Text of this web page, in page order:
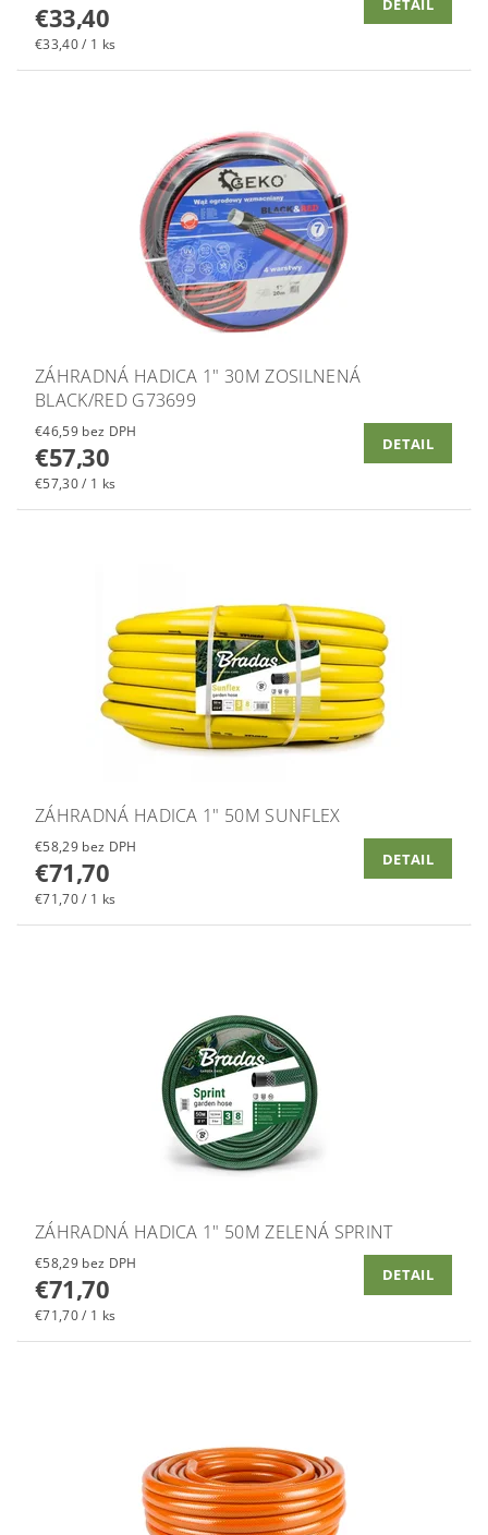
€33,40
€33,40 / 1 ks
DETAIL
ZÁHRADNÁ HADICA 1" 30M ZOSILNENÁ
BLACK/RED G73699
€46,59 bez DPH
€57,30
€57,30 / 1 ks
DETAIL
ZÁHRADNÁ HADICA 1" 50M SUNFLEX
€58,29 bez DPH
€71,70
€71,70 / 1 ks
DETAIL
ZÁHRADNÁ HADICA 1" 50M ZELENÁ SPRINT
€58,29 bez DPH
€71,70
€71,70 / 1 ks
DETAIL